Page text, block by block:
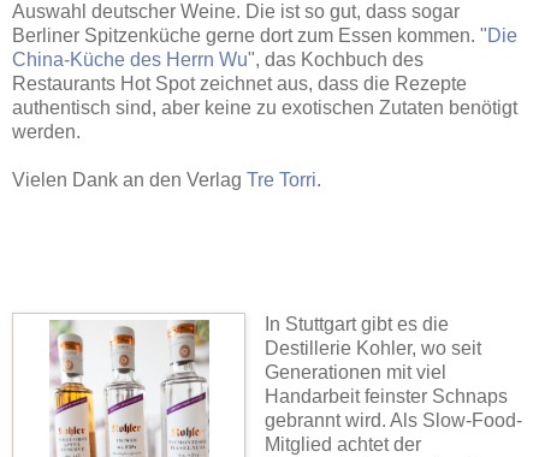
Auswahl deutscher Weine. Die ist so gut, dass sogar
Berliner Spitzenküche gerne dort zum Essen kommen. "Die
China-Küche des Herrn Wu", das Kochbuch des
Restaurants Hot Spot zeichnet aus, dass die Rezepte
authentisch sind, aber keine zu exotischen Zutaten benötigt
werden.
Vielen Dank an den Verlag Tre Torri.
In Stuttgart gibt es die
Destillerie Kohler, wo seit
Generationen mit viel
Handarbeit feinster Schnaps
gebrannt wird. Als Slow-Food-
Mitglied achtet der